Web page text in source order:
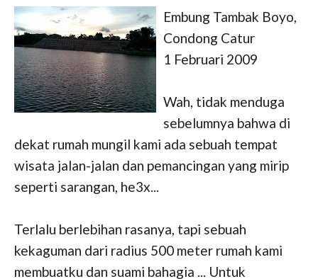
Embung Tambak Boyo,
Condong Catur
1 Februari 2009
Wah, tidak menduga
sebelumnya bahwa di
dekat rumah mungil kami ada sebuah tempat
wisata jalan-jalan dan pemancingan yang mirip
seperti sarangan, he3x...
Terlalu berlebihan rasanya, tapi sebuah
kekaguman dari radius 500 meter rumah kami
membuatku dan suami bahagia ... Untuk